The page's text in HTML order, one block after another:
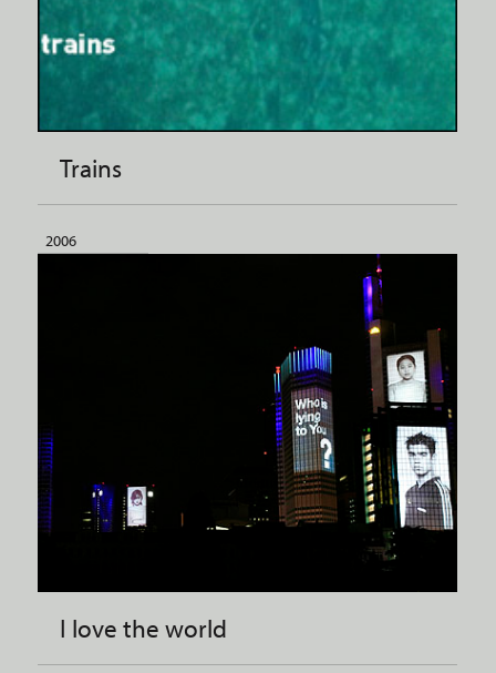
Trains
2006
I love the world